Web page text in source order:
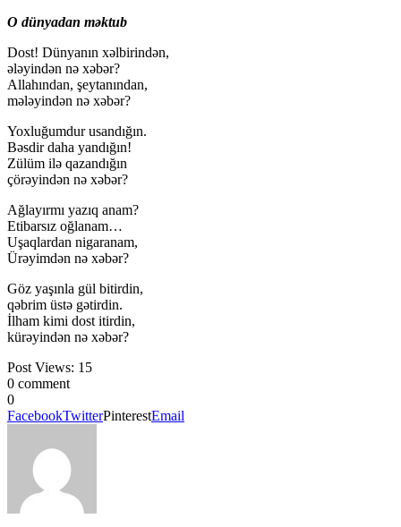
O dünyadan məktub
Dost! Dünyanın xəlbirindən,
ələyindən nə xəbər?
Allahından, şeytanından,
mələyindən nə xəbər?
Yoxluğumdur usandığın.
Bəsdir daha yandığın!
Zülüm ilə qazandığın
çörəyindən nə xəbər?
Ağlayırmı yazıq anam?
Etibarsız oğlanam…
Uşaqlardan nigaranam,
Ürəyimdən nə xəbər?
Göz yaşınla gül bitirdin,
qəbrim üstə gətirdin.
İlham kimi dost itirdin,
kürəyindən nə xəbər?
Post Views: 15
0 comment
0
FacebookTwitterPinterestEmail